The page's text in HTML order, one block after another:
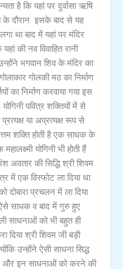
है कि यहां पर दुर्वासा ऋषि
के दौरान इसके बाद से यह
था बाद में यहां पर मंदिर
की नव विवाहित रानी
भगवान शिव के मंदिर का
गोलकी मठ का निर्माण
का निर्माण करवाया गया इस
पवित्र शक्तियों में से
या अप्रत्यक्ष रूप से
शक्ति होती है एक साधक के
योगिनी भी होती हैं
अवतार की सिद्धि श्री शिवम
में एक विस्फोट ला दिया था
दोबारा प्रचलन में ला दिया
साधक व बाद में गुरु हुए
साधनाओं को भी बहुत ही
श्री शिवम जी बड़ी
उन्होंने ऐसी साधना सिद्ध
और इन साधनाओं को करने की